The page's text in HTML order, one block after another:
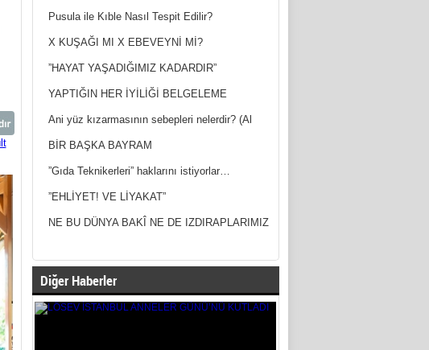
Pusula ile Kıble Nasıl Tespit Edilir?
X KUŞAĞI MI X EBEVEYNİ Mİ?
”HAYAT YAŞADIĞIMIZ KADARDIR”
YAPTIĞIN HER İYİLİĞİ BELGELEME
Ani yüz kızarmasının sebepleri nelerdir? (Al
Yanak)
BİR BAŞKA BAYRAM
”Gıda Teknikerleri” haklarını istiyorlar…
”EHLİYET! VE LİYAKAT”
NE BU DÜNYA BAKÎ NE DE IZDIRAPLARIMIZ
Diğer Haberler